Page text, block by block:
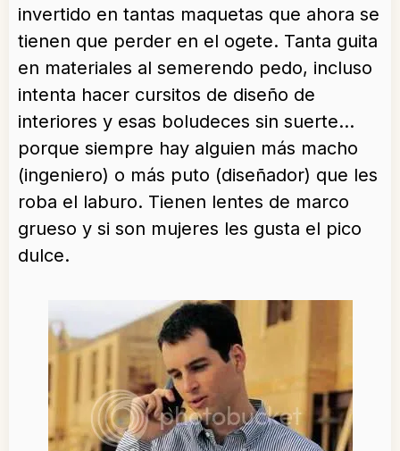
invertido en tantas maquetas que ahora se
tienen que perder en el ogete. Tanta guita
en materiales al semerendo pedo, incluso
intenta hacer cursitos de diseño de
interiores y esas boludeces sin suerte…
porque siempre hay alguien más macho
(ingeniero) o más puto (diseñador) que les
roba el laburo. Tienen lentes de marco
grueso y si son mujeres les gusta el pico
dulce.